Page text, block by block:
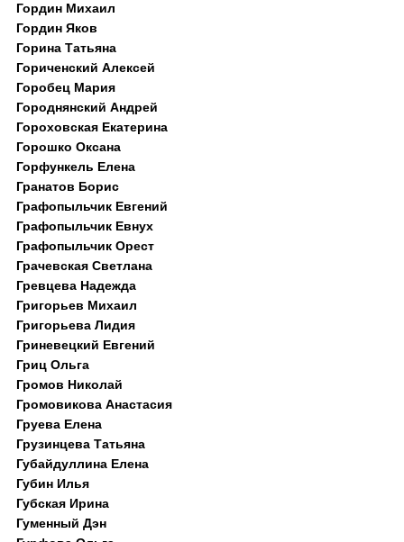
Гордин Михаил
Гордин Яков
Горина Татьяна
Гориченский Алексей
Горобец Мария
Городнянский Андрей
Гороховская Екатерина
Горошко Оксана
Горфункель Елена
Гранатов Борис
Графопыльчик Евгений
Графопыльчик Евнух
Графопыльчик Орест
Грачевская Светлана
Гревцева Надежда
Григорьев Михаил
Григорьева Лидия
Гриневецкий Евгений
Гриц Ольга
Громов Николай
Громовикова Анастасия
Груева Елена
Грузинцева Татьяна
Губайдуллина Елена
Губин Илья
Губская Ирина
Гуменный Дэн